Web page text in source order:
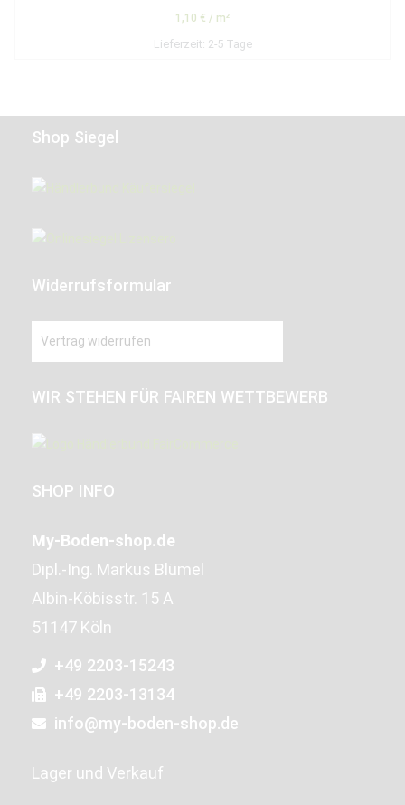
1,10 € / m²
Lieferzeit: 2-5 Tage
Shop Siegel
Widerrufsformular
Vertrag widerrufen
WIR STEHEN FÜR FAIREN WETTBEWERB
SHOP INFO
My-Boden-shop.de
Dipl.-Ing. Markus Blümel
Albin-Köbisstr. 15 A
51147 Köln
+49 2203-15243
+49 2203-13134
info@my-boden-shop.de
Lager und Verkauf